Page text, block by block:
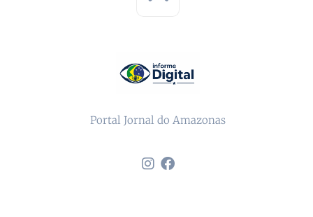
Portal Jornal do Amazonas